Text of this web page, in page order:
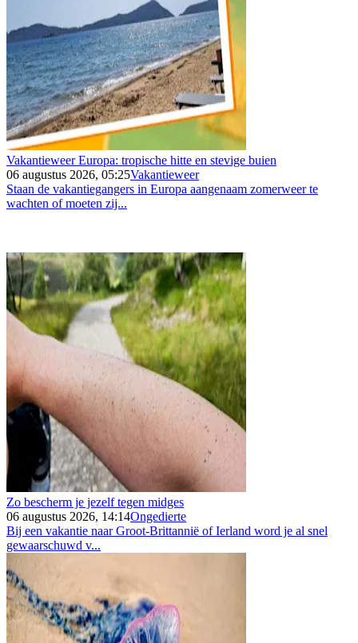
Vakantieweer Europa: tropische hitte en stevige buien
06 augustus 2026, 05:25Vakantieweer
Staan de vakantiegangers in Europa aangenaam zomerweer te
wachten of moeten zij...
Zo bescherm je jezelf tegen midges
06 augustus 2026, 14:14Ongedierte
Bij een vakantie naar Groot-Brittannië of Ierland word je al snel
gewaarschuwd v...